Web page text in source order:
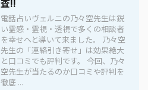
電話占いヴェルニの乃々空先生は鋭
い霊感・霊視・透視で多くの相談者
を幸せへと導いて来ました。 乃々空
先生の「連絡引き寄せ」は効果絶大
と口コミでも評判です。 今回、乃々
空先生が当たるのか口コミや評判を
徹底 ...